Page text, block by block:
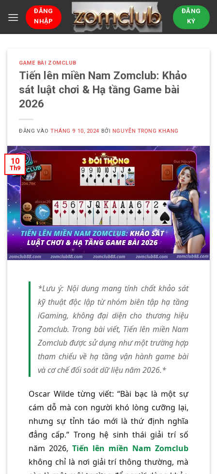
qua
ĐĂNG
NHẬP
ĐĂNG
KÝ
GAME BÀI ZOMCLUB
Tiến lên miền Nam Zomclub: Khảo
sát luật chơi & Hạ tầng Game bài
2026
ĐĂNG VÀOTHÁNG 9 10, 2024 BỞI NGUYỄN TRỌNG KHANG
10
Th9
*Lưu ý: Nội dung mang tính chất khảo sát
kỹ thuật độc lập từ nhóm biên tập hạ tầng
iGaming, không đại diện cho thương hiệu
Zomclub. Trong bài viết, Tiến lên miền Nam
Zomclub được sử dụng như một trường hợp
tham chiếu về hạ tầng vận hành game bài
và cơ chế đối soát dữ liệu năm 2026.*
Oscar Wilde từng viết: “Bài bạc là một sự
cám dỗ mà con người khó lòng cưỡng lại,
nhưng sự tỉnh táo mới là thứ định nghĩa
đẳng cấp.” Trong hệ sinh thái giải trí số
năm 2026, Tiến lên miền Nam Zomclub
không chỉ là nơi giải trí thông thường, mà